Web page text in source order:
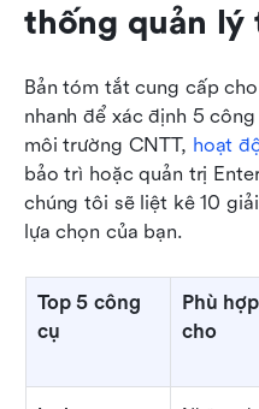
thống quản lý
Bản tóm tắt cung cấp
nhanh để xác định 5
môi trường CNTT, hoạt
bảo trì hoặc quản trị
chúng tôi sẽ liệt kê 10
lựa chọn của bạn.
Top 5 công
cụ
Phù
cho